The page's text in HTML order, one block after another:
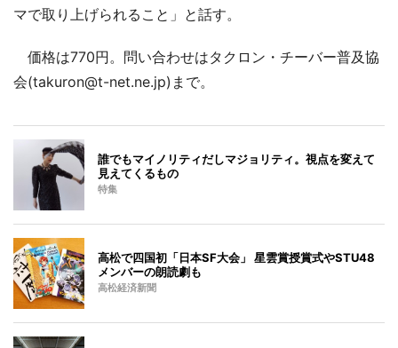
マで取り上げられること」と話す。
価格は770円。問い合わせはタクロン・チーバー普及協
会(takuron@t-net.ne.jp)まで。
誰でもマイノリティだしマジョリティ。視点を変えて
見えてくるもの
特集
高松で四国初「日本SF大会」 星雲賞授賞式やSTU48
メンバーの朗読劇も
高松経済新聞